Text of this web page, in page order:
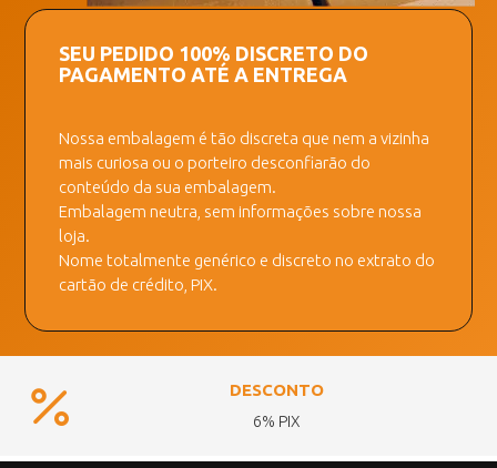
SEU PEDIDO 100% DISCRETO DO
PAGAMENTO ATÉ A ENTREGA
Nossa embalagem é tão discreta que nem a vizinha
mais curiosa ou o porteiro desconfiarão do
conteúdo da sua embalagem.
Embalagem neutra, sem informações sobre nossa
loja.
Nome totalmente genérico e discreto no extrato do
cartão de crédito, PIX.
DESCONTO
6% PIX